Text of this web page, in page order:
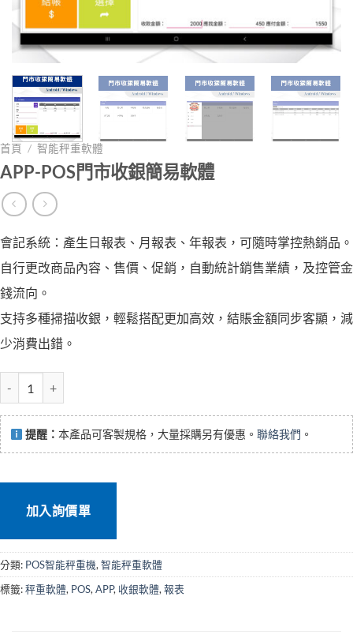
首頁 / 智能秤重軟體
APP-POS門市收銀簡易軟體
會記系統：產生日報表、月報表、年報表，可隨時掌控熱銷品。
自行更改商品內容、售價、促銷，自動統計銷售業績，及控管金
錢流向。
支持多種掃描收銀，輕鬆搭配更加高效，結賬金額同步客顯，減
少消費出錯。
提醒： 本產品可客製規格，大量採購另有優惠。 聯絡我們 。
加入詢價單
分類: POS智能秤重機,智能秤重軟體
標籤:秤重軟體, POS,APP, 收銀軟體,報表